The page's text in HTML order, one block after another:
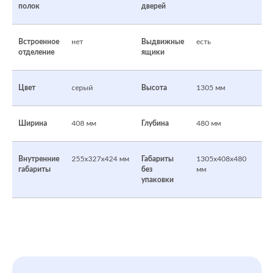
полок
дверей
Встроенное
отделение
нет
Выдвижные
ящики
есть
Цвет серый Высота 1305 мм
Ширина 408 мм Глубина 480 мм
Внутренние
габариты
255х327х424 мм
Габариты
без
упаковки
1305х408х480
мм